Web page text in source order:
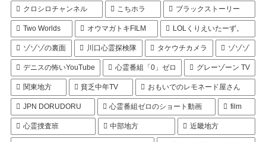
クロシロチャンネル こちホラ ブラックストーリー
Two Worlds オウマガトキFILM LOLくりえいたーず。
ゾゾゾの裏面 川口心霊探検隊 タケウチカメラ ゾゾゾ
デニスの怖いYouTube 心霊番組「0」ゼロ グレーゾーン TV
関東地方 貧乏中年TV おもいでのレモネード屋さん
JPN DORUDORU 心霊番組ゼロのショート動画 film
心霊捜査班 中部地方 近畿地方